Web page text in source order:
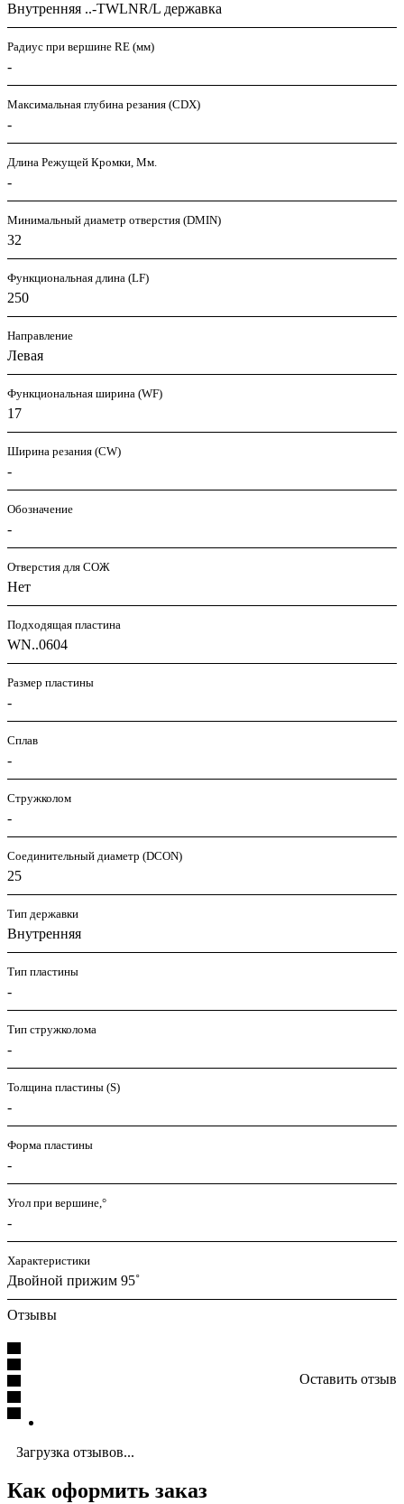
Внутренняя ..-TWLNR/L державка
Радиус при вершине RE (мм)
-
Максимальная глубина резания (CDX)
-
Длина Режущей Кромки, Мм.
-
Минимальный диаметр отверстия (DMIN)
32
Функциональная длина (LF)
250
Направление
Левая
Функциональная ширина (WF)
17
Ширина резания (CW)
-
Обозначение
-
Отверстия для СОЖ
Нет
Подходящая пластина
WN..0604
Размер пластины
-
Сплав
-
Стружколом
-
Соединительный диаметр (DCON)
25
Тип державки
Внутренняя
Тип пластины
-
Тип стружколома
-
Толщина пластины (S)
-
Форма пластины
-
Угол при вершине,°
-
Характеристики
Двойной прижим 95˚
Отзывы
Оставить отзыв
Загрузка отзывов...
Как оформить заказ